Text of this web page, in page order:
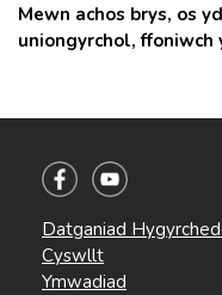
Mewn achos brys, os
uniongyrchol, ffoniwch
Datganiad
Cyswllt
Ymwadiad